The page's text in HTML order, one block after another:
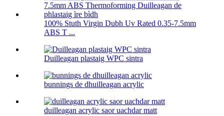
100% Stuth Virgin Dubh Uv Rated 0.35-7.5mm
ABS T ...
Duilleagan plastaig WPC sintra
bunnings de dhuilleagan acrylic
duilleagan acrylic saor uachdar matt